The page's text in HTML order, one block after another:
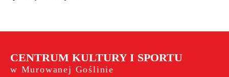
CENTRUM KULTURY I SPORTU
w Murowanej Goślinie